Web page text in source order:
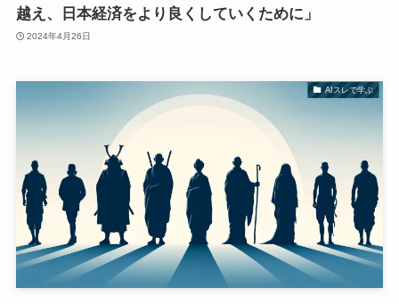
越え、日本経済をより良くしていくために」
2024年4月26日
AIスレで学ぶ